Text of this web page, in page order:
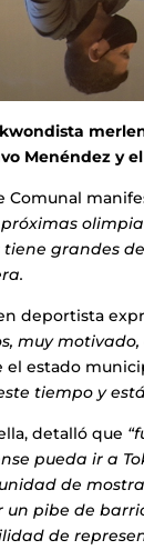
Menéndez y
Comunal
tiene grandes
deportista
muy
el estado
tiempo y
detalló que
pueda ir a
de
un pibe de
de